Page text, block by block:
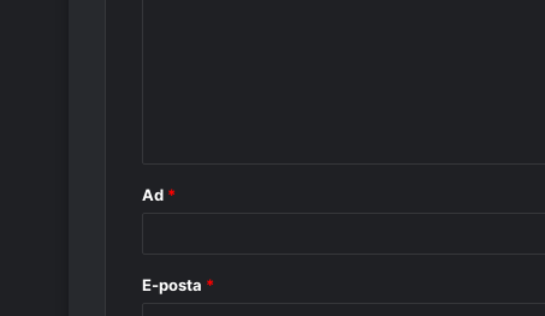
Ad *
E-posta *